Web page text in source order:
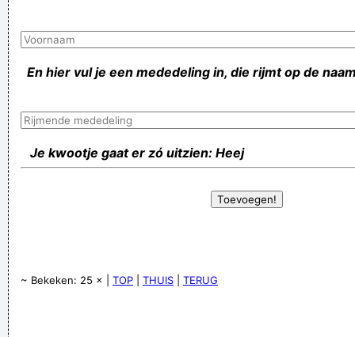
En hier vul je een mededeling in, die rijmt op de
Je kwootje gaat er zó uitzien: Heej
~ Bekeken: 25 × | TOP THUIS TERUG